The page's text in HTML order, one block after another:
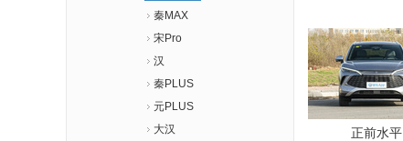
秦MAX
宋Pro
汉
秦PLUS
元PLUS
大汉
正前水平